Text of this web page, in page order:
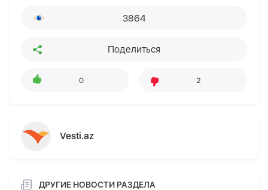
3864
Поделиться
0 2
Vesti.az
ДРУГИЕ НОВОСТИ РАЗДЕЛА